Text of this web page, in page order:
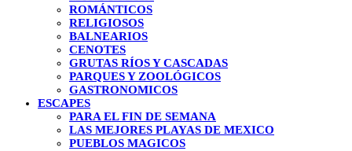
ROMÁNTICOS
RELIGIOSOS
BALNEARIOS
CENOTES
GRUTAS RÍOS Y CASCADAS
PARQUES Y ZOOLÓGICOS
GASTRONOMICOS
ESCAPES
PARA EL FIN DE SEMANA
LAS MEJORES PLAYAS DE MEXICO
PUEBLOS MAGICOS